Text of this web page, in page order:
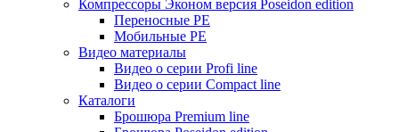
Компрессоры Эконом версия Poseidon edition
Переносные PE
Мобильные PE
Видео материалы
Видео о серии Profi line
Видео о серии Compact line
Каталоги
Брошюра Premium line